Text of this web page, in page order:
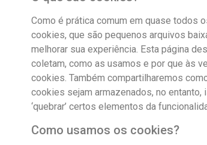
Como é prática comum em quase
cookies, que são pequenos arquivos
melhorar sua experiência. Esta página
coletam, como as usamos e por que às
cookies. Também compartilharemos
cookies sejam armazenados, no
‘quebrar’ certos elementos da
Como usamos os cookies?